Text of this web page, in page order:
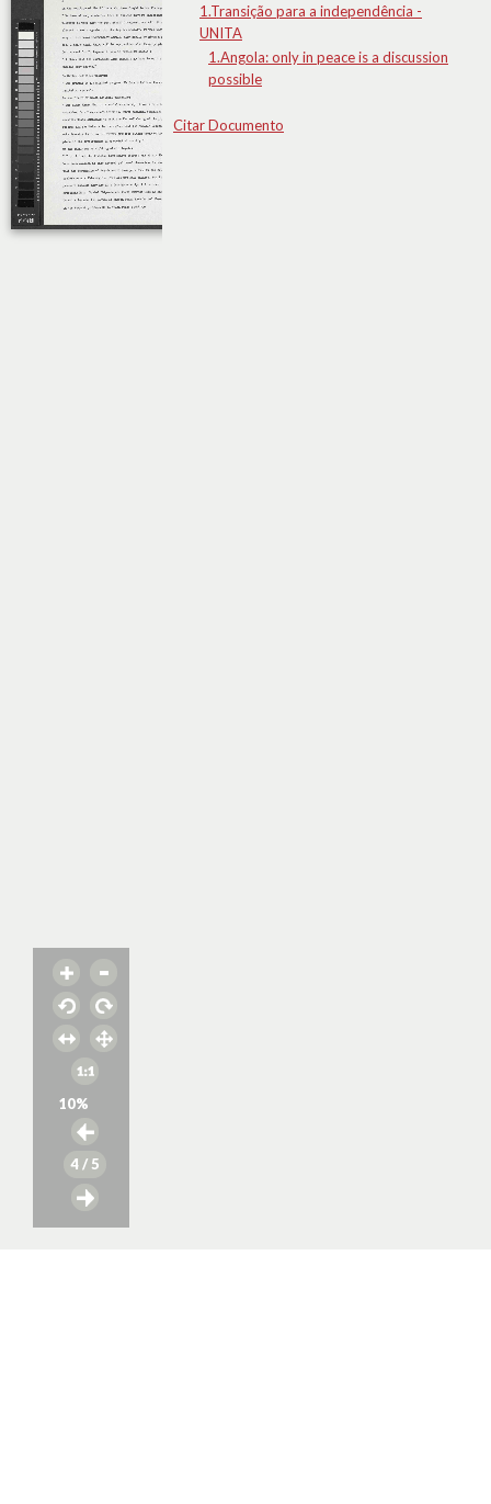
10%
4/ 5
1.Transição para a independência -
UNITA
1.Angola: only in peace is a discussion
possible
Citar Documento